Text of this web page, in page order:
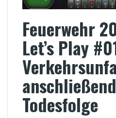
Feuerwehr
Let’s Play
Todesfolge